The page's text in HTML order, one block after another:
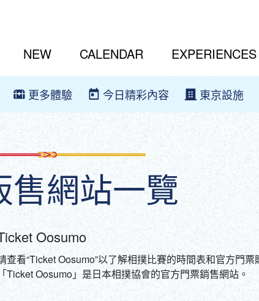
NEW CALENDAR EXPERIENCES
更多體驗 今日精彩內容 東京設施
售網站一覽
Oosumo
查看“Ticket Oosumo”以了解相撲比賽的時間表和官方門票
「Ticket Oosumo」是日本相撲協會的官方門票銷售網站。